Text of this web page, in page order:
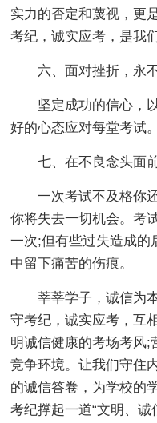
实力的否定和蔑视，更
考纪，诚实应考，是我
六、面对挫折，永
坚定成功的信心，
好的心态应对每堂考试。
七、在不良念头面
一次考试不及格你
你将失去一切机会。考
一次;但有些过失造成的
中留下痛苦的伤痕。
莘莘学子，诚信为
守考纪，诚实应考，互
明诚信健康的考场考风;
竞争环境。让我们守住
的诚信答卷，为学校的
考纪撑起一道“文明、诚